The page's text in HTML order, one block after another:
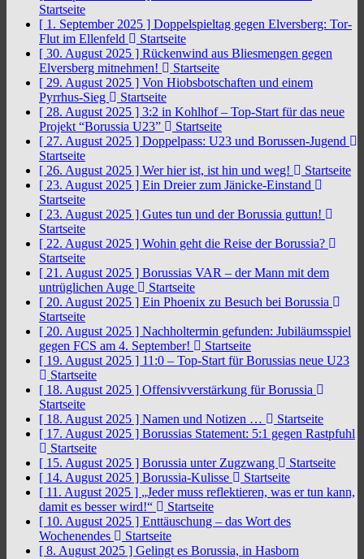
Startseite
[ 1. September 2025 ] Doppelspieltag gegen Elversberg: Tor-
Flut im Ellenfeld
Startseite
[ 30. August 2025 ] Rückenwind aus Bliesmengen gegen
Elversberg mitnehmen!
Startseite
[ 29. August 2025 ] Von Hiobsbotschaften und einem
Pyrrhus-Sieg
Startseite
[ 28. August 2025 ] 3:2 in Kohlhof – Top-Start für das neue
Projekt “Borussia U23”
Startseite
[ 27. August 2025 ] Doppelpass: U23 und Borussen-Jugend
Startseite
[ 26. August 2025 ] Wer hier ist, ist hin und weg!
Startseite
[ 23. August 2025 ] Ein Dreier zum Jänicke-Einstand
Startseite
[ 23. August 2025 ] Gutes tun und der Borussia guttun!
Startseite
[ 22. August 2025 ] Wohin geht die Reise der Borussia?
Startseite
[ 21. August 2025 ] Borussias VAR – der Mann mit dem
untrüglichen Auge
Startseite
[ 20. August 2025 ] Ein Phoenix zu Besuch bei Borussia
Startseite
[ 20. August 2025 ] Nachholtermin gefunden: Jubiläumsspiel
gegen FCS am 4. September!
Startseite
[ 19. August 2025 ] 11:0 – Top-Start für Borussias neue U23
Startseite
[ 18. August 2025 ] Offensivverstärkung für Borussia
Startseite
[ 18. August 2025 ] Namen und Notizen …
Startseite
[ 17. August 2025 ] Borussias Statement: 5:1 gegen Rastpfuhl
Startseite
[ 15. August 2025 ] Borussia unter Zugzwang
Startseite
[ 14. August 2025 ] Borussia-Kulisse
Startseite
[ 11. August 2025 ] „Jeder muss reflektieren, was er tun kann,
damit es besser wird!“
Startseite
[ 10. August 2025 ] Enttäuschung – das Wort des
Wochenendes
Startseite
[ 8. August 2025 ] Gelingt es Borussia, in Hasborn